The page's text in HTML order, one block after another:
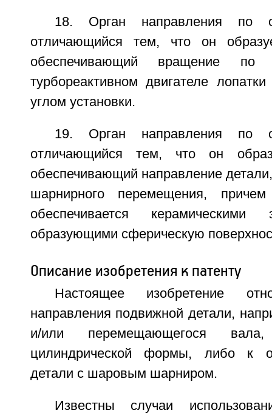
18. Орган направления по
отличающийся тем, что он
обеспечивающий вращение
турбореактивном двигателе
углом установки.
19. Орган направления по
отличающийся тем, что он
обеспечивающий направление
шарнирного перемещения,
обеспечивается керамическими
образующими сферическую
Описание изобретения к патенту
Настоящее изобретение
направления подвижной детали,
и/или перемещающегося
цилиндрической формы, либо к
детали с шаровым шарниром.
Известны случаи